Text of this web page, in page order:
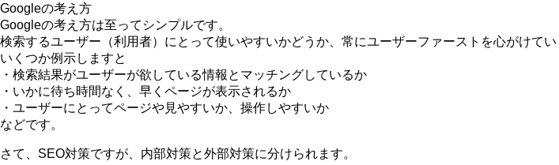
Googleの考え方
Googleの考え方は至ってシンプルです。
検索するユーザー（利用者）にとって使いやすいかどうか、常にユーザーファーストを心がけてい
いくつか例示しますと
・検索結果がユーザーが欲している情報とマッチングしているか
・いかに待ち時間なく、早くページが表示されるか
・ユーザーにとってページや見やすいか、操作しやすいか
などです。
さて、SEO対策ですが、内部対策と外部対策に分けられます。